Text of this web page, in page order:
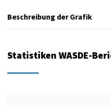
Beschreibung der Grafik
Statistiken WASDE-